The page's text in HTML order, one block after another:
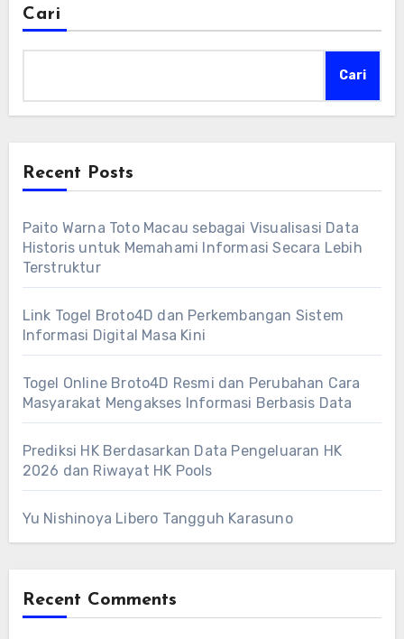
Cari
Cari
Recent Posts
Paito Warna Toto Macau sebagai Visualisasi Data
Historis untuk Memahami Informasi Secara Lebih
Terstruktur
Link Togel Broto4D dan Perkembangan Sistem
Informasi Digital Masa Kini
Togel Online Broto4D Resmi dan Perubahan Cara
Masyarakat Mengakses Informasi Berbasis Data
Prediksi HK Berdasarkan Data Pengeluaran HK
2026 dan Riwayat HK Pools
Yu Nishinoya Libero Tangguh Karasuno
Recent Comments